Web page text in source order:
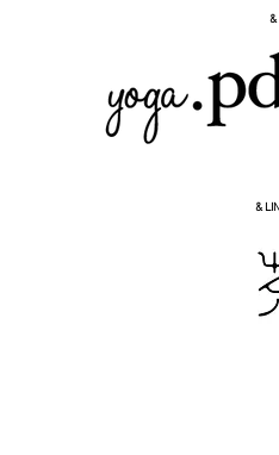
&
&